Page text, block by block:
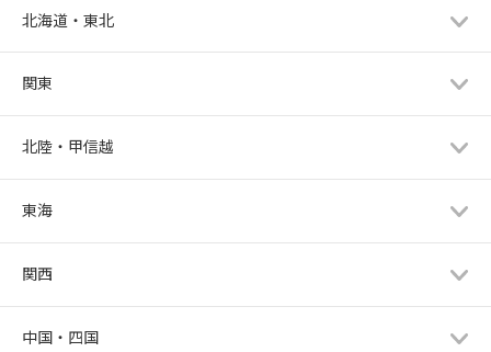
北海道・東北
関東
北陸・甲信越
東海
関西
中国・四国